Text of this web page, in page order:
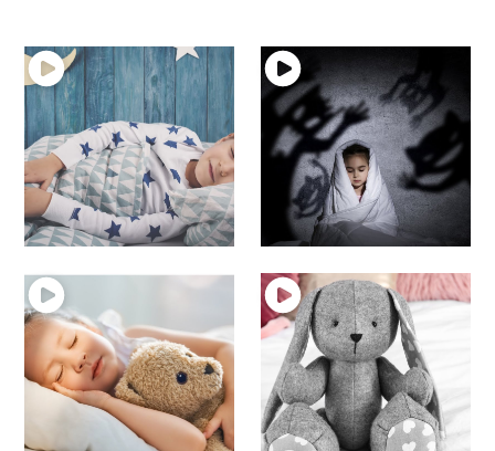
14 – Les enfants TND
et leur sommeil
sommeil de bébé
13 – Les cauchemars
et terreurs nocturnes
sommeil de bébé
12 – À quoi sert le
sommeil ?
11 – Le doudou de
bébé ! A quoi sert-il ?